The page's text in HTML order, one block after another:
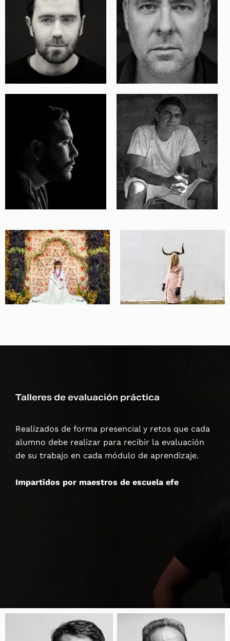
Talleres de evaluación práctica
Realizados de forma presencial y retos que cada
alumno debe realizar para recibir la evaluación
de su trabajo en cada módulo de aprendizaje.
Impartidos por maestros de escuela efe